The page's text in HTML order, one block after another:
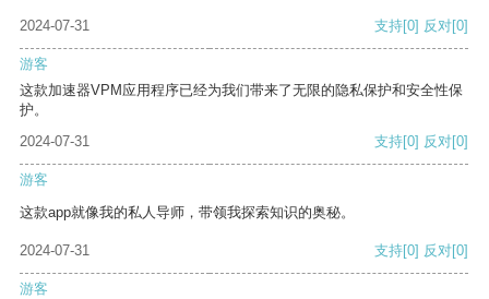
2024-07-31 支持[0] 反对[0]
游客
这款加速器VPM应用程序已经为我们带来了无限的隐私保护和安全性保
护。
2024-07-31
支持[0] 反对[0]
游客
这款app就像我的私人导师，带领我探索知识的奥秘。
2024-07-31 支持[0] 反对[0]
游客